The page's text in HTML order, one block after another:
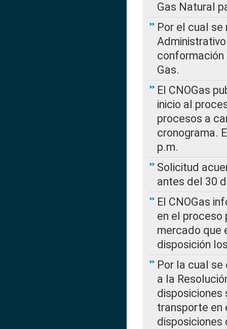
Gas Natural
Por el cual
conformación
Gas.
El CNOGas
inicio al
procesos a
cronograma.
p.m.
Solicitud
antes del 30
El CNOGas
en el
mercado que
disposición
Por la cual se
a la
disposiciones
transporte en
disposiciones